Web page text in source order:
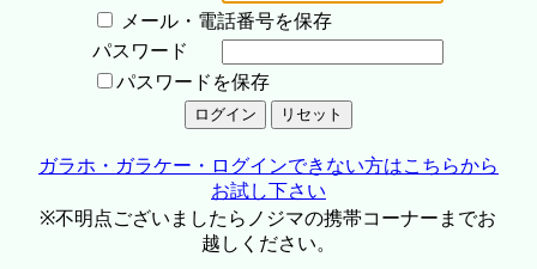
メール・電話番号を保存
パスワード
パスワードを保存
ガラホ・ガラケー・ログインできない方はこちらから
お試し下さい
※不明点ございましたらノジマの携帯コーナーまでお
越しください。